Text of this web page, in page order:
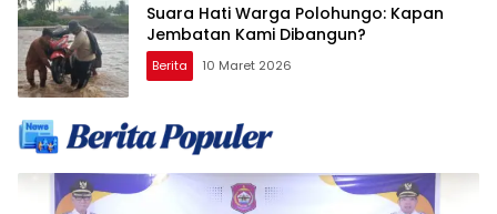
Suara Hati Warga Polohungo: Kapan
Jembatan Kami Dibangun?
Berita 10 Maret 2026